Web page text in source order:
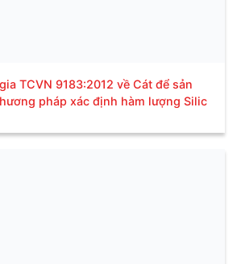
TCVN 9183:2012 về Cát để sản
pháp xác định hàm lượng Silic